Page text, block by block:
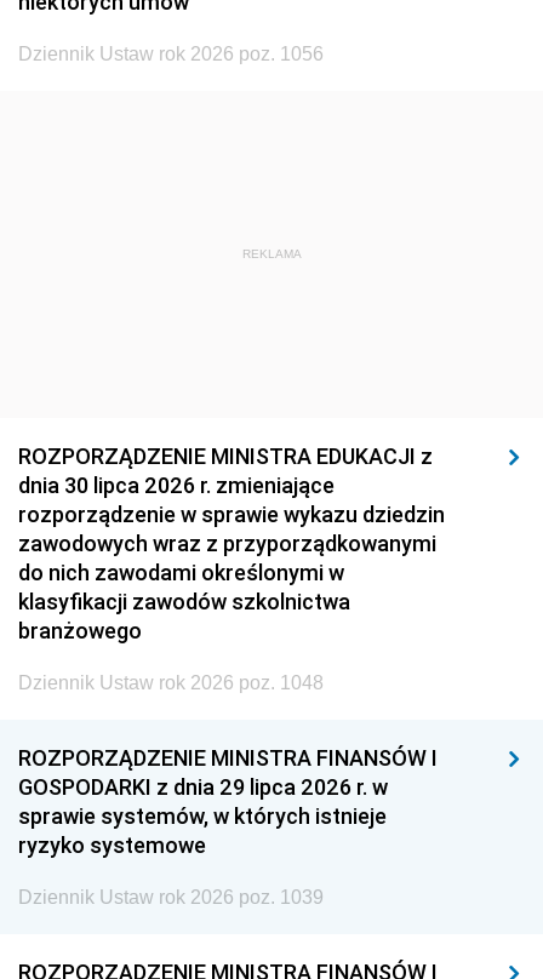
Dziennik Ustaw rok 2026 poz. 1056
REKLAMA
ROZPORZĄDZENIE MINISTRA EDUKACJI z
dnia 30 lipca 2026 r. zmieniające
rozporządzenie w sprawie wykazu dziedzin
zawodowych wraz z przyporządkowanymi
do nich zawodami określonymi w
klasyfikacji zawodów szkolnictwa
branżowego
Dziennik Ustaw rok 2026 poz. 1048
ROZPORZĄDZENIE MINISTRA FINANSÓW I
GOSPODARKI z dnia 29 lipca 2026 r. w
sprawie systemów, w których istnieje
ryzyko systemowe
Dziennik Ustaw rok 2026 poz. 1039
ROZPORZĄDZENIE MINISTRA FINANSÓW I